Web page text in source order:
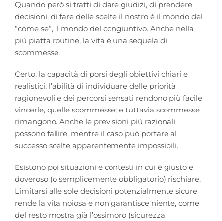
Quando però si tratti di dare giudizi, di prendere
decisioni, di fare delle scelte il nostro è il mondo del
“come se”, il mondo del congiuntivo. Anche nella
più piatta routine, la vita è una sequela di
scommesse.
Certo, la capacità di porsi degli obiettivi chiari e
realistici, l’abilità di individuare delle priorità
ragionevoli e dei percorsi sensati rendono più facile
vincerle, quelle scommesse; e tuttavia scommesse
rimangono. Anche le previsioni più razionali
possono fallire, mentre il caso può portare al
successo scelte apparentemente impossibili.
Esistono poi situazioni e contesti in cui è giusto e
doveroso (o semplicemente obbligatorio) rischiare.
Limitarsi alle sole decisioni potenzialmente sicure
rende la vita noiosa e non garantisce niente, come
del resto mostra già l’ossimoro (sicurezza